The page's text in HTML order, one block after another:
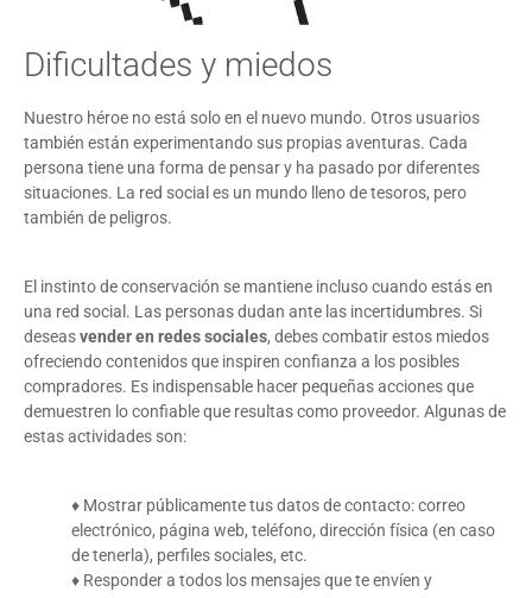
Dificultades y miedos
Nuestro héroe no está solo en el nuevo mundo. Otros usuarios
también están experimentando sus propias aventuras. Cada
persona tiene una forma de pensar y ha pasado por diferentes
situaciones. La red social es un mundo lleno de tesoros, pero
también de peligros.
El instinto de conservación se mantiene incluso cuando estás en
una red social. Las personas dudan ante las incertidumbres. Si
deseasvender en redes sociales, debes combatir estos miedos
ofreciendo contenidos que inspiren confianza a los posibles
compradores. Es indispensable hacer pequeñas acciones que
demuestren lo confiable que resultas como proveedor. Algunas de
estas actividades son:
♦ Mostrar públicamente tus datos de contacto: correo
electrónico, página web, teléfono, dirección física (en caso
de tenerla), perfiles sociales, etc.
♦ Responder a todos los mensajes que te envíen y